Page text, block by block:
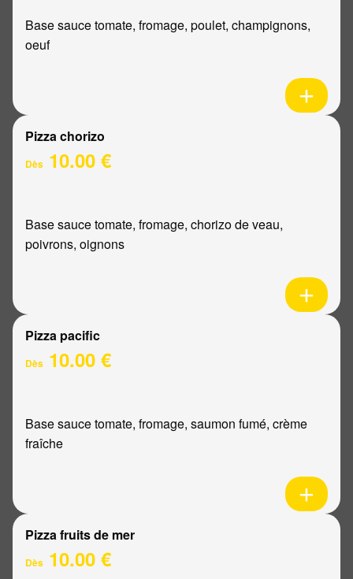
Base sauce tomate, fromage, poulet, champignons,
oeuf
Pizza chorizo
Dès 10.00 €
Base sauce tomate, fromage, chorizo de veau,
poivrons, oignons
Pizza pacific
Dès 10.00 €
Base sauce tomate, fromage, saumon fumé, crème
fraîche
Pizza fruits de mer
Dès 10.00 €